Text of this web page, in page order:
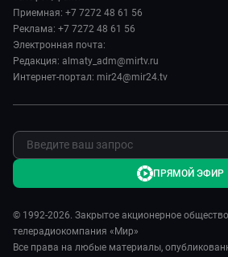
Культура
Сделано в Содружестве
Карьера
Реклама
Обратная связь
Приемная: +7 7272 48 61 56
Реклама: +7 7272 48 61 56
Электронная почта:
Редакция: almaty_adm@mirtv.ru
Интернет-портал: mir24@mir24.tv
© 1992-2026. Закрытое акционерное
телерадиокомпания «Мир»
Все права на любые материалы,
ПРЯМОЙ ЭФИР